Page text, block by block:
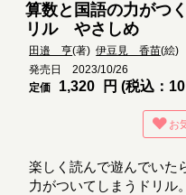
算数と国語の力がつ
リル やさしめ
田邉 亨(著)伊豆見 香苗(絵)
発売日 2023/10/26
定価
1,320 円 (税込：
お
楽しく読んで遊んでいた
力がついてしまうドリル